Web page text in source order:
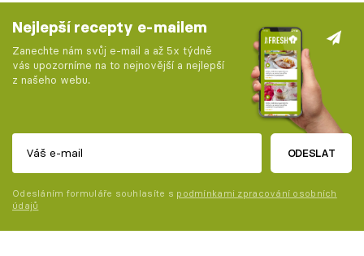
Nejlepší recepty e-mailem
Zanechte nám svůj e-mail a až 5x týdně
vás upozorníme na to nejnovější a nejlepší
z našeho webu.
ODESLAT
Odesláním formuláře souhlasíte s podmínkami zpracování osobních
údajů